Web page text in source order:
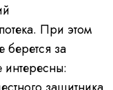
При этом
за
интересны: